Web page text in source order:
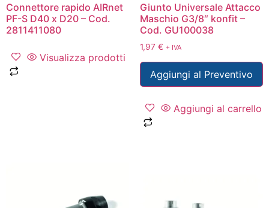
Connettore rapido AIRnet
PF-S D40 x D20 – Cod.
2811411080
Visualizza prodotti
Giunto Universale Attacco
Maschio G3/8″ konfit –
Cod. GU100038
1,97 € + IVA
Aggiungi al Preventivo
Aggiungi al carrello